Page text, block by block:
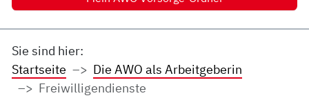
Sie sind hier:
Startseite
Die AWO als Arbeitgeberin
Freiwilligendienste